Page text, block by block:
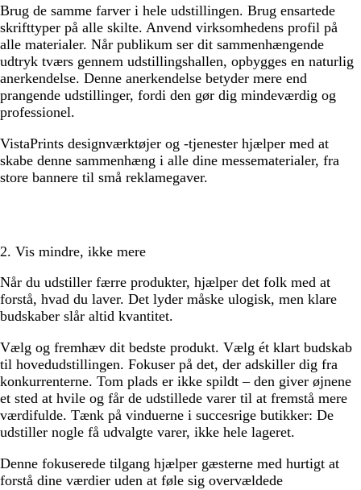
Brug de samme farver i hele udstillingen. Brug ensartede
skrifttyper på alle skilte. Anvend virksomhedens profil på
alle materialer. Når publikum ser dit sammenhængende
udtryk tværs gennem udstillingshallen, opbygges en naturlig
anerkendelse. Denne anerkendelse betyder mere end
prangende udstillinger, fordi den gør dig mindeværdig og
professionel.
VistaPrints designværktøjer og -tjenester hjælper med at
skabe denne sammenhæng i alle dine messematerialer, fra
store bannere til små reklamegaver.
2. Vis mindre, ikke mere
Når du udstiller færre produkter, hjælper det folk med at
forstå, hvad du laver. Det lyder måske ulogisk, men klare
budskaber slår altid kvantitet.
Vælg og fremhæv dit bedste produkt. Vælg ét klart budskab
til hovedudstillingen. Fokuser på det, der adskiller dig fra
konkurrenterne. Tom plads er ikke spildt – den giver øjnene
et sted at hvile og får de udstillede varer til at fremstå mere
værdifulde. Tænk på vinduerne i succesrige butikker: De
udstiller nogle få udvalgte varer, ikke hele lageret.
Denne fokuserede tilgang hjælper gæsterne med hurtigt at
forstå dine værdier uden at føle sig overvældede